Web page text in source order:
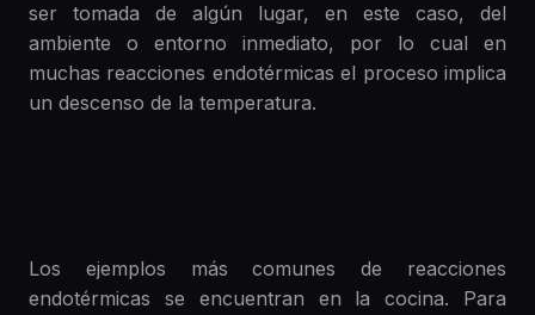
ser tomada de algún lugar, en este caso, del
ambiente o entorno inmediato, por lo cual en
muchas reacciones endotérmicas el proceso implica
un descenso de la temperatura.
Los ejemplos más comunes de reacciones
endotérmicas se encuentran en la cocina. Para